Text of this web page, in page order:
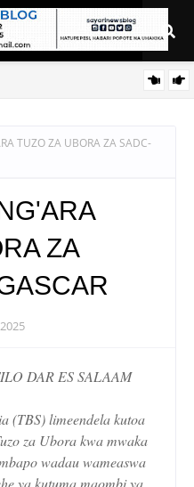
TUZO ZA UBORA ZA SADC-
ZA
DAR ES SALAAM
(TBS) limeendela kutoa
za Ubora kwa mwaka
wadau wameaswa
ya kutuma maombi ya